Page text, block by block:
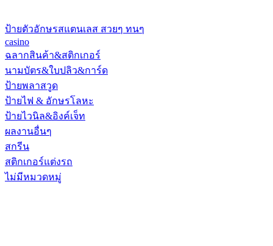
ป้ายตัวอักษรสแตนเลส สวยๆ ทนๆ
casino
ฉลากสินค้า&สติกเกอร์
นามบัตร&ใบปลิว&การ์ด
ป้ายพลาสวูด
ป้ายไฟ & อักษรโลหะ
ป้ายไวนิล&อิงค์เจ็ท
ผลงานอื่นๆ
สกรีน
สติกเกอร์แต่งรถ
ไม่มีหมวดหมู่